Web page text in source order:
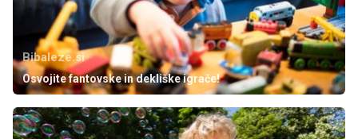
Bibaleze.si
Osvojite fantovske in dekliške igrače!